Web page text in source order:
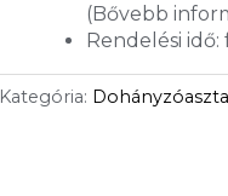
(Bővebb
Rendelési
Kategória: